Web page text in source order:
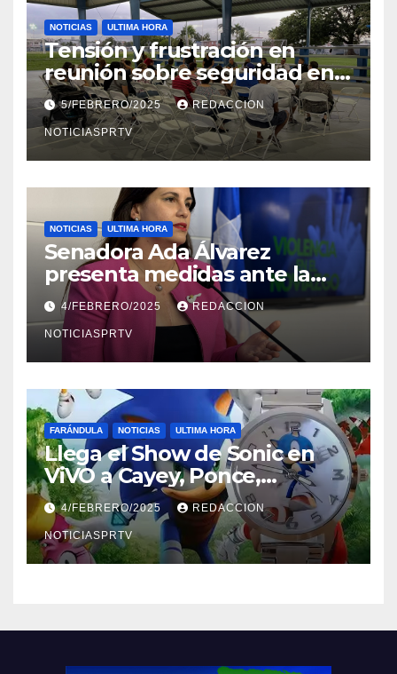
NOTICIAS ULTIMA HORA
Tensión y frustración en
reunión sobre seguridad en
Reparto Metropolitano
5/FEBRERO/2025 REDACCION
NOTICIASPRTV
NOTICIAS ULTIMA HORA
Senadora Ada Álvarez
presenta medidas ante la
violencia en el noviazgo
4/FEBRERO/2025 REDACCION
NOTICIASPRTV
FARÁNDULA NOTICIAS ULTIMA HORA
Llega el Show de Sonic en
ViVO a Cayey, Ponce,
Barceloneta y Humacao,
Relojes gratis para el que
compre ahora….
4/FEBRERO/2025 REDACCION
NOTICIASPRTV